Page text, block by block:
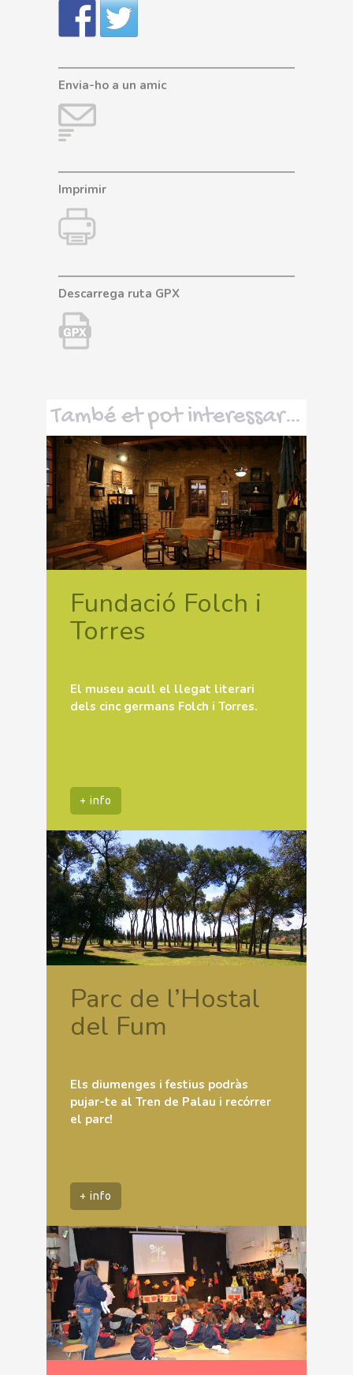
Envia-ho a un amic
Imprimir
Descarrega ruta GPX
També et pot interessar…
Fundació Folch i
Torres
El museu acull el llegat literari
dels cinc germans Folch i Torres.
+ info
Parc de l’Hostal
del Fum
Els diumenges i festius podràs
pujar-te al Tren de Palau i recórrer
el parc!
+ info